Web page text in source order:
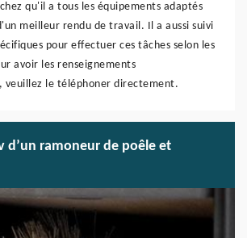
qu'il a tous les équipements adaptés
meilleur rendu de travail. Il a aussi suivi
pour effectuer ces tâches selon les
avoir les renseignements
veuillez le téléphoner directement.
d’un ramoneur de poêle et